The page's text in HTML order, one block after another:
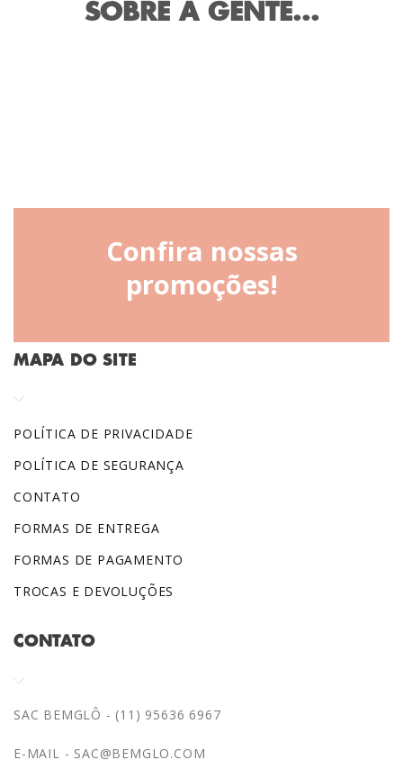
SOBRE A GENTE...
Confira nossas
promoções!
MAPA DO SITE
POLÍTICA DE PRIVACIDADE
POLÍTICA DE SEGURANÇA
CONTATO
FORMAS DE ENTREGA
FORMAS DE PAGAMENTO
TROCAS E DEVOLUÇÕES
CONTATO
SAC BEMGLÔ - (11) 95636 6967
E-MAIL - SAC@BEMGLO.COM